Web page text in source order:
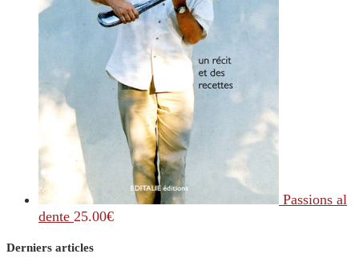
Passions al
dente 25.00€
Derniers articles